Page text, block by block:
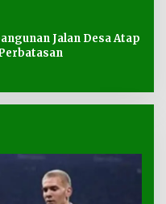
Jalan Desa Atap